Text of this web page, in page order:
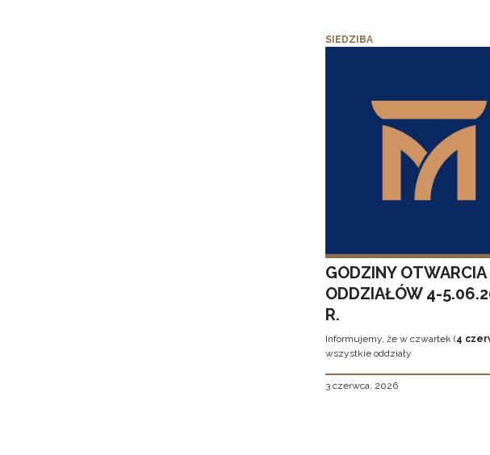
SIEDZIBA
GODZINY OTWARCIA
ODDZIAŁÓW 4-
R.
Informujemy, że w czwartek (4
wszystkie oddziały
3 czerwca, 2026